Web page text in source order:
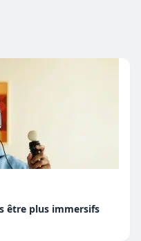
être plus immersifs